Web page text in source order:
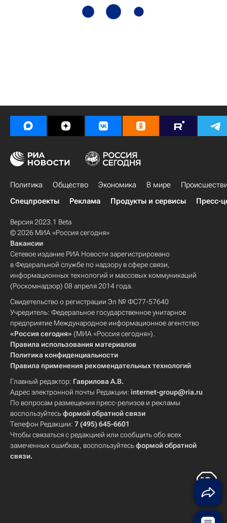
Политика Общество Экономика В мире
Спецпроекты
Реклама Продукты и сервисы Пресс-
Версия 2023.1 Beta
© 2026 МИА «Россия сегодня»
Вакансии
Сетевое издание РИА Новости зарегистрировано
в Федеральной службе по надзору в сфере связи,
информационных технологий и массовых коммуникаций
(Роскомнадзор) 08 апреля 2014 года.
Свидетельство о регистрации Эл № ФС77-57640
Учредитель: Федеральное государственное унитарное
предприятие Международное информационное агентство
«Россия сегодня» (МИА «Россия сегодня»).
Правила использования материалов
Политика конфиденциальности
Правила применения рекомендательных технологий
Главный редактор: Гаврилова А.В.
Адрес электронной почты Редакции: internet-group@ria.ru
По вопросам размещения пресс-релизов и рекламы
воспользуйтесьформой обратной связи
Телефон Редакции: 7 (495) 645-6601
Чтобы связаться с редакцией или сообщить обо всех
замеченных ошибках, воспользуйтесьформой обратной
связи.